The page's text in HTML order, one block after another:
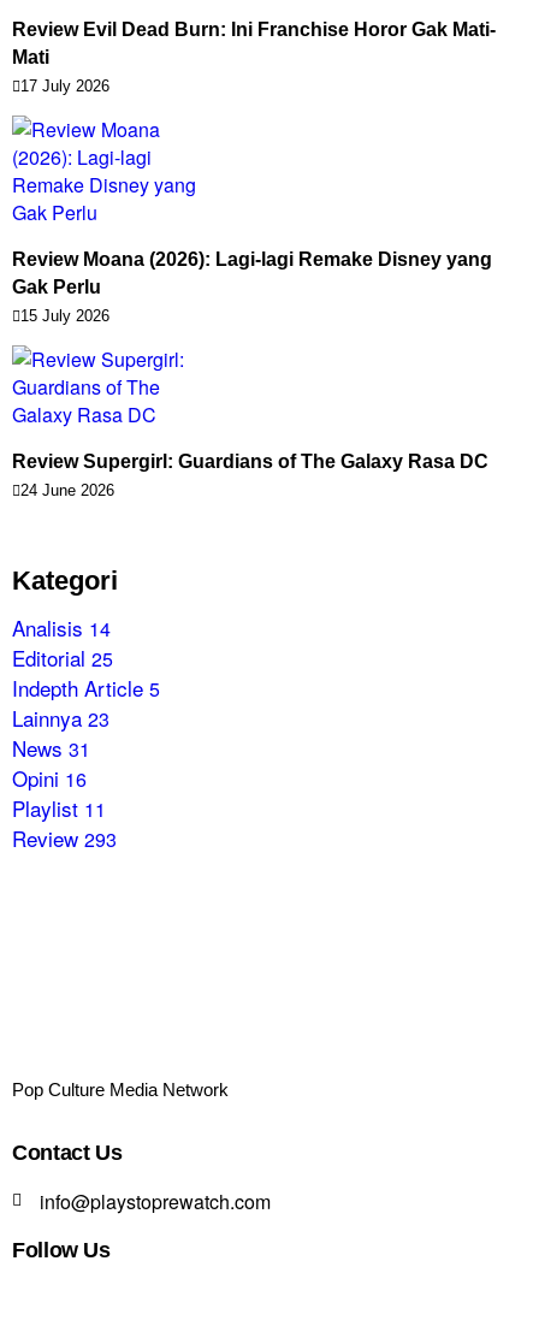
Review Evil Dead Burn: Ini Franchise Horor Gak Mati-
Mati
17 July 2026
Review Moana (2026): Lagi-lagi Remake Disney yang
Gak Perlu
15 July 2026
Review Supergirl: Guardians of The Galaxy Rasa DC
24 June 2026
Kategori
Analisis 14
Editorial 25
Indepth Article 5
Lainnya 23
News 31
Opini 16
Playlist 11
Review 293
Pop Culture Media Network
Contact Us
info@playstoprewatch.com
Follow Us